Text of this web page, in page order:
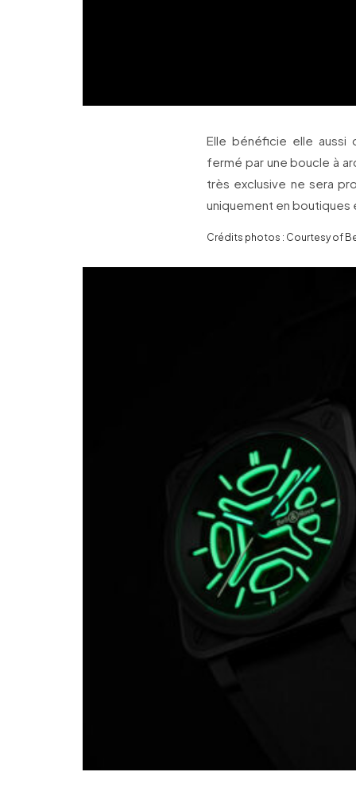
Elle bénéficie elle aussi
fermé par une boucle à
très exclusive ne sera
uniquement en
Crédits photos : Courtesy of